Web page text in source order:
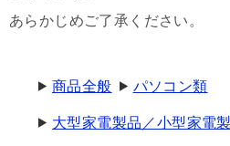
あらかじめご了承ください。
商品全般 パソコン類
大型家電製品／小型家電